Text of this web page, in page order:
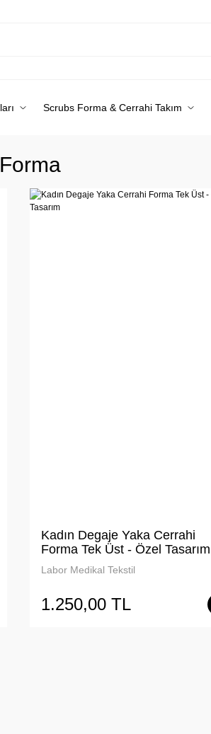
Scrubs Forma & Cerrahi Takım
Kadın Degaje Yaka Cerrahi
Forma Tek Üst - Özel Tasarım
Labor Medikal Tekstil
1.250,00 TL